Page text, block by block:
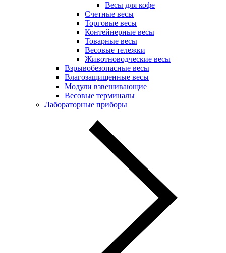
Весы для кофе
Счетные весы
Торговые весы
Контейнерные весы
Товарные весы
Весовые тележки
Животноводческие весы
Взрывобезопасные весы
Влагозащищенные весы
Модули взвешивающие
Весовые терминалы
Лабораторные приборы